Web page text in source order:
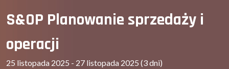
S&OP Planowanie sprzedaży i
operacji
25 listopada 2025 - 27 listopada 2025 (3 dni)